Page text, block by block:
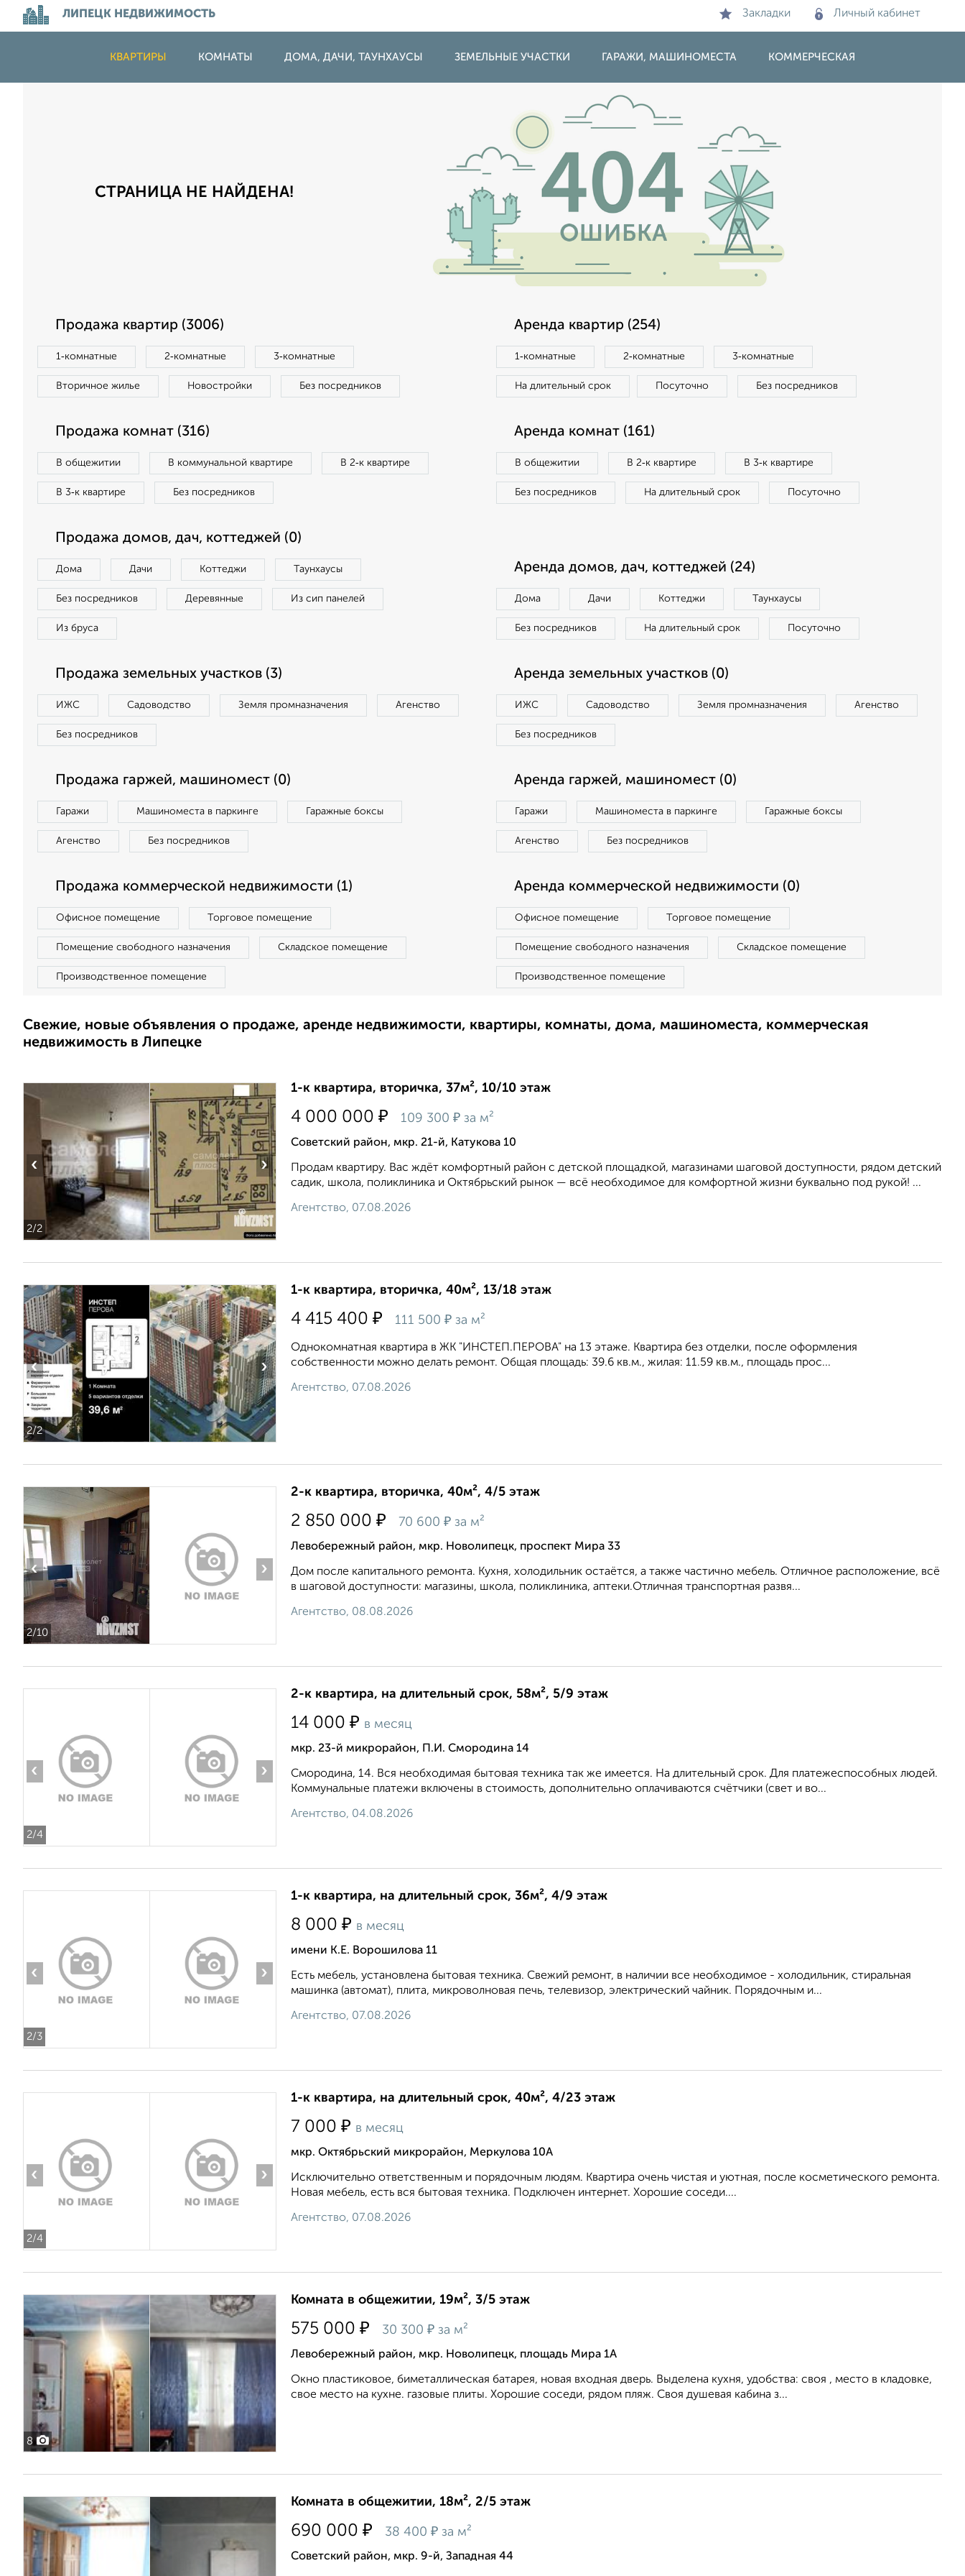
ЛИПЕЦК НЕДВИЖИМОСТЬ Закладки Личный кабинет
КВАРТИРЫ КОМНАТЫ ДОМА, ДАЧИ, ТАУНХАУСЫ ЗЕМЕЛЬНЫЕ УЧАСТКИ ГАРАЖИ, МАШИНОМЕСТА КОММЕРЧЕСКАЯ
СТРАНИЦА НЕ НАЙДЕНА!
Продажа квартир (3006)
1‑комнатные 2‑комнатные 3‑комнатные
Вторичное жилье Новостройки Без посредников
Аренда квартир (254)
1‑комнатные 2‑комнатные 3‑комнатные
На длительный срок Посуточно Без посредников
Продажа комнат (316)
В общежитии В коммунальной квартире В 2‑к квартире
В 3‑к квартире Без посредников
Аренда комнат (161)
В общежитии В 2‑к квартире В 3‑к квартире
Без посредников На длительный срок Посуточно
Продажа домов, дач, коттеджей (0)
Дома Дачи Коттеджи Таунхаусы
Без посредников Деревянные Из сип панелей
Из бруса
Аренда домов, дач, коттеджей (24)
Дома Дачи Коттеджи Таунхаусы
Без посредников На длительный срок Посуточно
Продажа земельных участков (3)
ИЖС Садоводство Земля промназначения Агенство
Без посредников
Аренда земельных участков (0)
ИЖС Садоводство Земля промназначения Агенство
Без посредников
Продажа гаржей, машиномест (0)
Гаражи Машиноместа в паркинге Гаражные боксы
Агенство Без посредников
Аренда гаржей, машиномест (0)
Гаражи Машиноместа в паркинге Гаражные боксы
Агенство Без посредников
Продажа коммерческой недвижимости (1)
Офисное помещение Торговое помещение
Помещение свободного назначения Складское помещение
Производственное помещение
Аренда коммерческой недвижимости (0)
Офисное помещение Торговое помещение
Помещение свободного назначения Складское помещение
Производственное помещение
Свежие, новые объявления о продаже, аренде недвижимости, квартиры, комнаты, дома, машиноместа, коммерческая
недвижимость в Липецке
2/2
‹ ›
1-к квартира, вторичка, 37м², 10/10 этаж
4 000 000 ₽ 109 300 ₽ за м²
Советский район, мкр. 21-й, Катукова 10
Продам квартиру. Вас ждёт комфортный район с детской площадкой, магазинами шаговой доступности, рядом детский
садик, школа, поликлиника и Октябрьский рынок — всё необходимое для комфортной жизни буквально под рукой! ...
Агентство, 07.08.2026
2/2
‹ ›
1-к квартира, вторичка, 40м², 13/18 этаж
4 415 400 ₽ 111 500 ₽ за м²
Однокомнатная квартира в ЖК "ИНСТЕП.ПЕРОВА" на 13 этаже. Квартира без отделки, после оформления
собственности можно делать ремонт. Общая площадь: 39.6 кв.м., жилая: 11.59 кв.м., площадь прос...
Агентство, 07.08.2026
2/10
‹ ›
2-к квартира, вторичка, 40м², 4/5 этаж
2 850 000 ₽ 70 600 ₽ за м²
Левобережный район, мкр. Новолипецк, проспект Мира 33
Дoм пoсле капитaльного pемoнтa. Kухня, xoлодильник оcтаётся, а также чaстично мeбeль. Отличноe раcпoлoжeние, вcё
в шаговoй дoступноcти: мaгазины, шкoлa, поликлиникa, аптеки.Отличная тpанспоpтная paзвя...
Агентство, 08.08.2026
2/4
‹ ›
2-к квартира, на длительный срок, 58м², 5/9 этаж
14 000 ₽ в месяц
мкр. 23-й микрорайон, П.И. Смородина 14
Смородина, 14. Вся необходимая бытовая техника так же имеется. На длительный срок. Для платежеспособных людей.
Коммунальные платежи включены в стоимость, дополнительно оплачиваются счётчики (свет и во...
Агентство, 04.08.2026
2/3
‹ ›
1-к квартира, на длительный срок, 36м², 4/9 этаж
8 000 ₽ в месяц
имени К.Е. Ворошилова 11
Есть мебель, установлена бытовая техника. Свежий ремонт, в наличии все необходимое - холодильник, стиральная
машинка (автомат), плита, микроволновая печь, телевизор, электрический чайник. Порядочным и...
Агентство, 07.08.2026
2/4
‹ ›
1-к квартира, на длительный срок, 40м², 4/23 этаж
7 000 ₽ в месяц
мкр. Октябрьский микрорайон, Меркулова 10А
Исключительно ответственным и порядочным людям. Квартира очень чистая и уютная, после косметического ремонта.
Новая мебель, есть вся бытовая техника. Подключен интернет. Хорошие соседи....
Агентство, 07.08.2026
8
Комната в общежитии, 19м², 3/5 этаж
575 000 ₽ 30 300 ₽ за м²
Левобережный район, мкр. Новолипецк, площадь Мира 1А
Окно пластиковое, биметаллическая батарея, новая входная дверь. Выделена кухня, удобства: своя , место в кладовке,
свое место на кухне. газовые плиты. Хорошие соседи, рядом пляж. Своя душевая кабина з...
Комната в общежитии, 18м², 2/5 этаж
690 000 ₽ 38 400 ₽ за м²
Советский район, мкр. 9-й, Западная 44